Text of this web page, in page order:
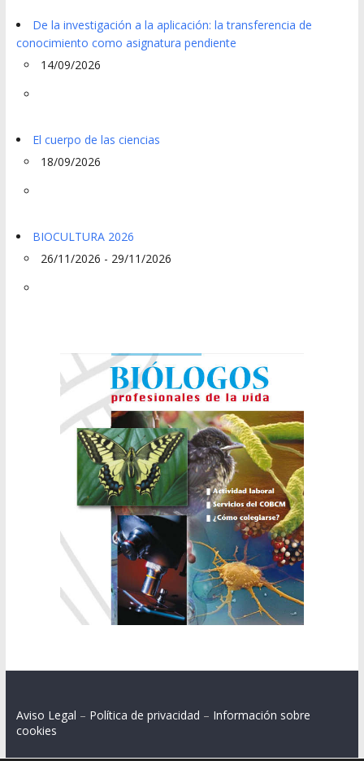
De la investigación a la aplicación: la transferencia de
conocimiento como asignatura pendiente
14/09/2026
El cuerpo de las ciencias
18/09/2026
BIOCULTURA 2026
26/11/2026 - 29/11/2026
Aviso Legal – Política de privacidad – Información sobre
cookies